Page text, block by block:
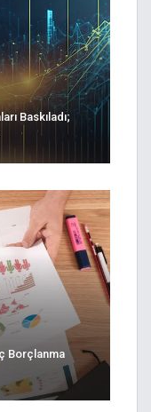
Baskıladı;
Borçlanma